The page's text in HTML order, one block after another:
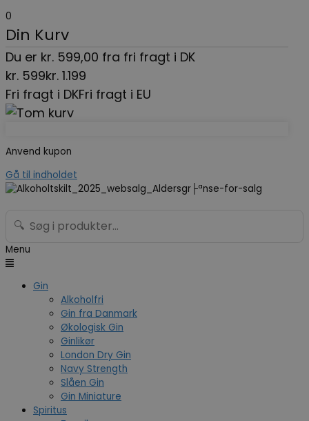
0
Din Kurv
Du er kr. 599,00 fra fri fragt i DK
kr. 599kr. 1.199
Fri fragt i DKFri fragt i EU
Anvend kupon
Gå til indholdet
🔍
Menu
Gin
Alkoholfri
Gin fra Danmark
Økologisk Gin
Ginlikør
London Dry Gin
Navy Strength
Slåen Gin
Gin Miniature
Spiritus